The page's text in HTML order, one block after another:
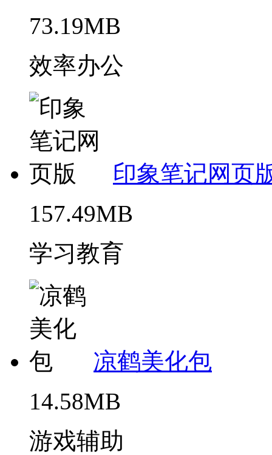
73.19MB
效率办公
印象笔记网页
157.49MB
学习教育
凉鹤美化包
14.58MB
游戏辅助